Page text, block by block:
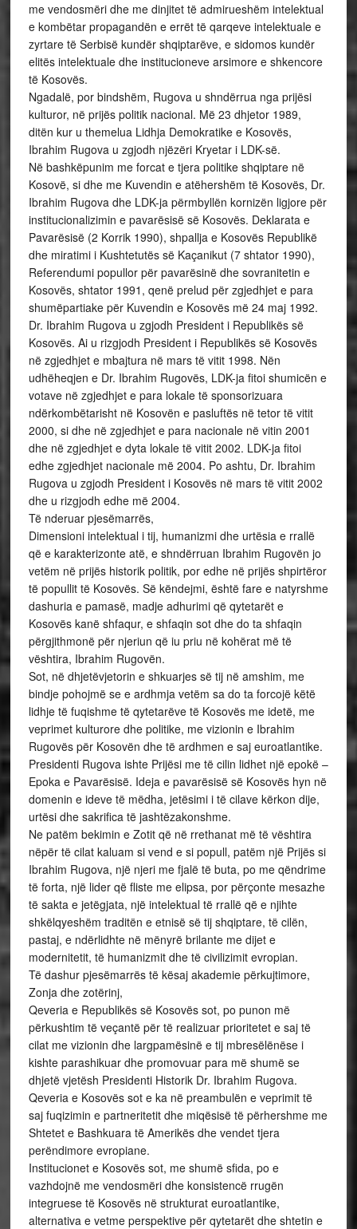
me vendosmëri dhe me dinjitet të admirueshëm intelektual
e kombëtar propagandën e errët të qarqeve intelektuale e
zyrtare të Serbisë kundër shqiptarëve, e sidomos kundër
elitës intelektuale dhe institucioneve arsimore e shkencore
të Kosovës.
Ngadalë, por bindshëm, Rugova u shndërrua nga prijësi
kulturor, në prijës politik nacional. Më 23 dhjetor 1989,
ditën kur u themelua Lidhja Demokratike e Kosovës,
Ibrahim Rugova u zgjodh njëzëri Kryetar i LDK-së.
Në bashkëpunim me forcat e tjera politike shqiptare në
Kosovë, si dhe me Kuvendin e atëhershëm të Kosovës, Dr.
Ibrahim Rugova dhe LDK-ja përmbyllën kornizën ligjore për
institucionalizimin e pavarësisë së Kosovës. Deklarata e
Pavarësisë (2 Korrik 1990), shpallja e Kosovës Republikë
dhe miratimi i Kushtetutës së Kaçanikut (7 shtator 1990),
Referendumi popullor për pavarësinë dhe sovranitetin e
Kosovës, shtator 1991, qenë prelud për zgjedhjet e para
shumëpartiake për Kuvendin e Kosovës më 24 maj 1992.
Dr. Ibrahim Rugova u zgjodh President i Republikës së
Kosovës. Ai u rizgjodh President i Republikës së Kosovës
në zgjedhjet e mbajtura në mars të vitit 1998. Nën
udhëheqjen e Dr. Ibrahim Rugovës, LDK-ja fitoi shumicën e
votave në zgjedhjet e para lokale të sponsorizuara
ndërkombëtarisht në Kosovën e pasluftës në tetor të vitit
2000, si dhe në zgjedhjet e para nacionale në vitin 2001
dhe në zgjedhjet e dyta lokale të vitit 2002. LDK-ja fitoi
edhe zgjedhjet nacionale më 2004. Po ashtu, Dr. Ibrahim
Rugova u zgjodh President i Kosovës në mars të vitit 2002
dhe u rizgjodh edhe më 2004.
Të nderuar pjesëmarrës,
Dimensioni intelektual i tij, humanizmi dhe urtësia e rrallë
që e karakterizonte atë, e shndërruan Ibrahim Rugovën jo
vetëm në prijës historik politik, por edhe në prijës shpirtëror
të popullit të Kosovës. Së këndejmi, është fare e natyrshme
dashuria e pamasë, madje adhurimi që qytetarët e
Kosovës kanë shfaqur, e shfaqin sot dhe do ta shfaqin
përgjithmonë për njeriun që iu priu në kohërat më të
vështira, Ibrahim Rugovën.
Sot, në dhjetëvjetorin e shkuarjes së tij në amshim, me
bindje pohojmë se e ardhmja vetëm sa do ta forcojë këtë
lidhje të fuqishme të qytetarëve të Kosovës me idetë, me
veprimet kulturore dhe politike, me vizionin e Ibrahim
Rugovës për Kosovën dhe të ardhmen e saj euroatlantike.
Presidenti Rugova ishte Prijësi me të cilin lidhet një epokë –
Epoka e Pavarësisë. Ideja e pavarësisë së Kosovës hyn në
domenin e ideve të mëdha, jetësimi i të cilave kërkon dije,
urtësi dhe sakrifica të jashtëzakonshme.
Ne patëm bekimin e Zotit që në rrethanat më të vështira
nëpër të cilat kaluam si vend e si popull, patëm një Prijës si
Ibrahim Rugova, një njeri me fjalë të buta, po me qëndrime
të forta, një lider që fliste me elipsa, por përçonte mesazhe
të sakta e jetëgjata, një intelektual të rrallë që e njihte
shkëlqyeshëm traditën e etnisë së tij shqiptare, të cilën,
pastaj, e ndërlidhte në mënyrë brilante me dijet e
modernitetit, të humanizmit dhe të civilizimit evropian.
Të dashur pjesëmarrës të kësaj akademie përkujtimore,
Zonja dhe zotërinj,
Qeveria e Republikës së Kosovës sot, po punon më
përkushtim të veçantë për të realizuar prioritetet e saj të
cilat me vizionin dhe largpamësinë e tij mbresëlënëse i
kishte parashikuar dhe promovuar para më shumë se
dhjetë vjetësh Presidenti Historik Dr. Ibrahim Rugova.
Qeveria e Kosovës sot e ka në preambulën e veprimit të
saj fuqizimin e partneritetit dhe miqësisë të përhershme me
Shtetet e Bashkuara të Amerikës dhe vendet tjera
perëndimore evropiane.
Institucionet e Kosovës sot, me shumë sfida, po e
vazhdojnë me vendosmëri dhe konsistencë rrugën
integruese të Kosovës në strukturat euroatlantike,
alternativa e vetme perspektive për qytetarët dhe shtetin e